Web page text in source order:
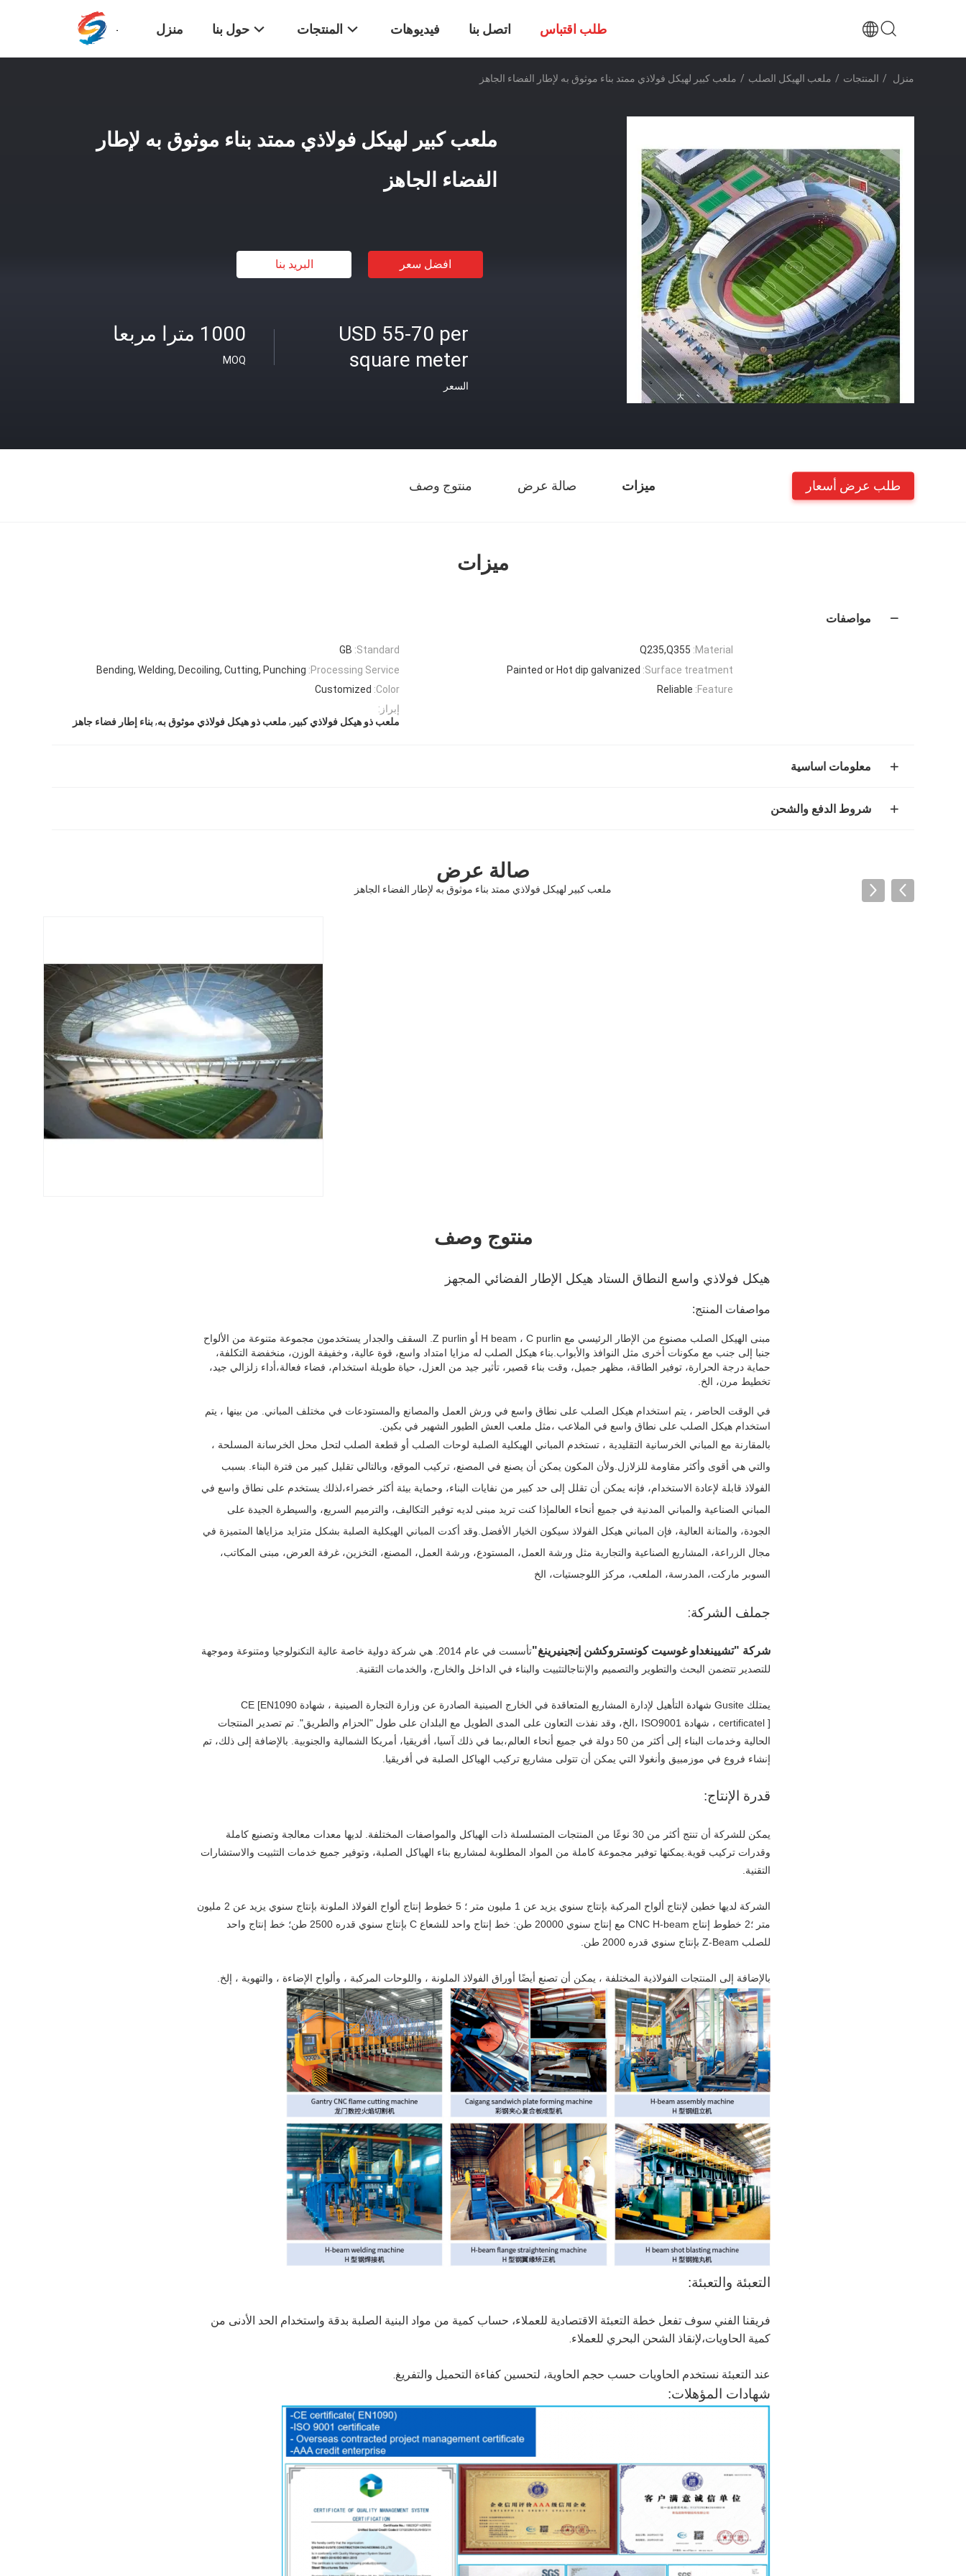
منزل حول بنا المنتجات فيديوهات اتصل بنا طلب اقتباس
منزل / المنتجات / ملعب الهيكل الصلب / ملعب كبير لهيكل فولاذي ممتد بناء موثوق به لإطار الفضاء الجاهز
ملعب كبير لهيكل فولاذي ممتد بناء موثوق به لإطار
الفضاء الجاهز
افضل سعر البريد بنا
1000 مترا مربعا
MOQ
USD 55-70 per
square meter
السعر
ميزات صالة عرض منتوج وصف طلب عرض أسعار
ميزات
مواصفات
Standard:
GB Material:
Q235,Q355
Processing Service:
Bending, Welding, Decoiling, Cutting, Punching Surface treatment:
Painted or Hot dip galvanized
Color:
Customized Feature:
Reliable
إبراز:
ملعب ذو هيكل فولاذي كبير , ملعب ذو هيكل فولاذي موثوق به,بناء إطار فضاء جاهز
معلومات اساسية
شروط الدفع والشحن
صالة عرض
ملعب كبير لهيكل فولاذي ممتد بناء موثوق به لإطار الفضاء الجاهز
منتوج وصف
هيكل فولاذي واسع النطاق الستاد هيكل الإطار الفضائي المجهز
مواصفات المنتج:
مبنى الهيكل الصلب مصنوع من الإطار الرئيسي مع H beam ، C purlin أو Z purlin. السقف والجدار يستخدمون مجموعة متنوعة من الألواح
جنبا إلى جنب مع مكونات أخرى مثل النوافذ والأبواب.بناء هيكل الصلب له مزايا امتداد واسع، قوة عالية، وخفيفة الوزن، منخفضة التكلفة،
حماية درجة الحرارة، توفير الطاقة، مظهر جميل، وقت بناء قصير، تأثير جيد من العزل، حياة طويلة استخدام، فضاء فعالة،أداء زلزالي جيد،
تخطيط مرن، الخ.
في الوقت الحاضر ، يتم استخدام هيكل الصلب على نطاق واسع في ورش العمل والمصانع والمستودعات في مختلف المباني. من بينها ، يتم
استخدام هيكل الصلب على نطاق واسع في الملاعب ،مثل ملعب العش الطيور الشهير في بكين.
بالمقارنة مع المباني الخرسانية التقليدية ، تستخدم المباني الهيكلية الصلبة لوحات الصلب أو قطعة الصلب لتحل محل الخرسانة المسلحة ،
والتي هي أقوى وأكثر مقاومة للزلازل.ولأن المكون يمكن أن يصنع في المصنع، تركيب الموقع، وبالتالي تقليل كبير من فترة البناء. بسبب
الفولاذ قابلة لإعادة الاستخدام، فإنه يمكن أن تقلل إلى حد كبير من نفايات البناء، وحماية بيئة أكثر خضراء،لذلك يستخدم على نطاق واسع في
المباني الصناعية والمباني المدنية في جميع أنحاء العالمإذا كنت تريد مبنى لديه توفير التكاليف، والترميم السريع، والسيطرة الجيدة على
الجودة، والمتانة العالية، فإن المباني هيكل الفولاذ سيكون الخيار الأفضل.وقد أكدت المباني الهيكلية الصلبة بشكل متزايد مزاياها المتميزة في
مجال الزراعة، المشاريع الصناعية والتجارية مثل ورشة العمل، المستودع، ورشة العمل، المصنع، التخزين، غرفة العرض، مبنى المكاتب،
السوبر ماركت، المدرسة، الملعب، مركز اللوجستيات، الخ
جملف الشركة:
شركة "تشيينغداو غوسيت كونستروكشن إنجينيرينغ"
تأسست في عام 2014. هي شركة دولية خاصة عالية التكنولوجيا ومتنوعة وموجهة
للتصدير تتضمن البحث والتطوير والتصميم والإنتاجالتثبيت والبناء في الداخل والخارج، والخدمات التقنية.
يمتلك Gusite شهادة التأهيل لإدارة المشاريع المتعاقدة في الخارج الصينية الصادرة عن وزارة التجارة الصينية ، شهادة CE [EN1090
certificatel ] ، شهادة ISO9001 ،الخ، وقد نفذت التعاون على المدى الطويل مع البلدان على طول "الحزام والطريق". تم تصدير المنتجات
الحالية وخدمات البناء إلى أكثر من 50 دولة في جميع أنحاء العالم،بما في ذلك آسيا، أفريقيا، أمريكا الشمالية والجنوبية. بالإضافة إلى ذلك، تم
إنشاء فروع في موزمبيق وأنغولا التي يمكن أن تتولى مشاريع تركيب الهياكل الصلبة في أفريقيا.
قدرة الإنتاج:
يمكن للشركة أن تنتج أكثر من 30 نوعًا من المنتجات المتسلسلة ذات الهياكل والمواصفات المختلفة. لديها معدات معالجة وتصنيع كاملة
وقدرات تركيب قوية.يمكنها توفير مجموعة كاملة من المواد المطلوبة لمشاريع بناء الهياكل الصلبة، وتوفير جميع خدمات التثبيت والاستشارات
التقنية.
الشركة لديها خطين لإنتاج ألواح المركبة بإنتاج سنوي يزيد عن 1 مليون متر ؛ 5 خطوط إنتاج ألواح الفولاذ الملونة بإنتاج سنوي يزيد عن 2 مليون
متر ؛2 خطوط إنتاج CNC H-beam مع إنتاج سنوي 20000 طن: خط إنتاج واحد للشعاع C بإنتاج سنوي قدره 2500 طن؛ خط إنتاج واحد
للصلب Z-Beam بإنتاج سنوي قدره 2000 طن.
بالإضافة إلى المنتجات الفولاذية المختلفة ، يمكن أن تصنع أيضًا أوراق الفولاذ الملونة ، واللوحات المركبة ، وألواح الإضاءة ، والتهوية ، إلخ.
التعبئة والتعبئة:
فريقنا الفني سوف تفعل خطة التعبئة الاقتصادية للعملاء، حساب كمية من مواد البنية الصلبة بدقة واستخدام الحد الأدنى من
كمية الحاويات،لإنقاذ الشحن البحري للعملاء.
عند التعبئة نستخدم الحاويات حسب حجم الحاوية، لتحسين كفاءة التحميل والتفريغ.
شهادات المؤهلات: